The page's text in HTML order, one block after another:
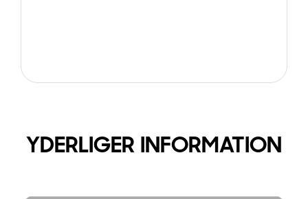
YDERLIGER INFORMATION